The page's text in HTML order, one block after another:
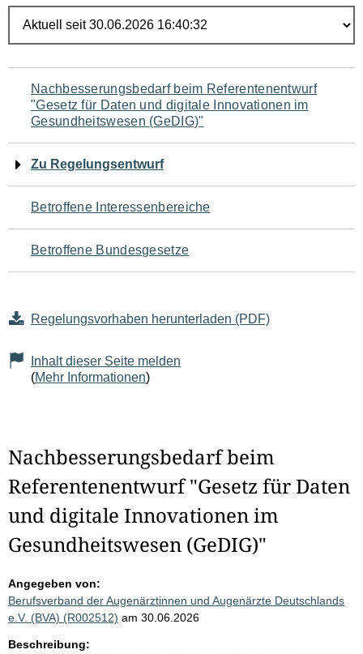
Navigation
für
den
Seiteninhalt
Nachbesserungsbedarf beim Referentenentwurf
"Gesetz für Daten und digitale Innovationen im
Gesundheitswesen (GeDIG)"
Zu Regelungsentwurf
Betroffene Interessenbereiche
Betroffene Bundesgesetze
Regelungsvorhaben herunterladen (PDF)
Inhalt dieser Seite melden
(Mehr Informationen)
Nachbesserungsbedarf beim
Referentenentwurf "Gesetz für Daten
und digitale Innovationen im
Gesundheitswesen (GeDIG)"
Angegeben von:
Berufsverband der Augenärztinnen und Augenärzte Deutschlands
e.V. (BVA) (R002512) am 30.06.2026
Beschreibung: